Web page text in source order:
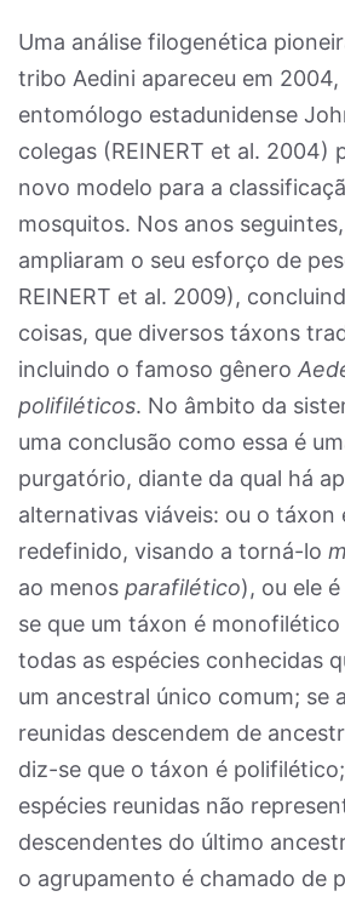
Uma análise filogenética
tribo Aedini apareceu em 2004,
entomólogo estadunidense
colegas (REINERT et al. 2004)
novo modelo para a
mosquitos. Nos anos
ampliaram o seu esforço de
REINERT et al. 2009),
coisas, que diversos táxons
incluindo o famoso gênero
polifiléticos. No âmbito da
uma conclusão como essa é
purgatório, diante da qual há
alternativas viáveis: ou o táxon
redefinido, visando a torná-lo
ao menos parafilético), ou ele
se que um táxon é
todas as espécies conhecidas
um ancestral único comum; se
reunidas descendem de
diz-se que o táxon é
espécies reunidas não
descendentes do último
o agrupamento é chamado de